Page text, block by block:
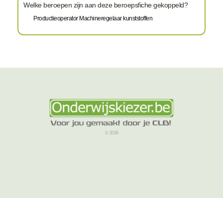
Welke beroepen zijn aan deze beroepsfiche gekoppeld?
Productieoperator Machineregelaar kunststoffen
© 2026